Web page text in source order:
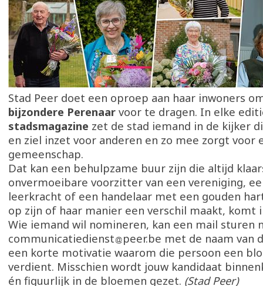
Stad Peer doet een oproep aan haar inwoners
bijzondere Perenaar voor te dragen. In elke
stadsmagazine zet de stad iemand in de kijker
en ziel inzet voor anderen en zo mee zorgt voor
gemeenschap.
Dat kan een behulpzame buur zijn die altijd
onvermoeibare voorzitter van een vereniging,
leerkracht of een handelaar met een gouden
op zijn of haar manier een verschil maakt, komt
Wie iemand wil nomineren, kan een mail sturen
communicatiedienst
peer.be met de naam van
een korte motivatie waarom die persoon een
verdient. Misschien wordt jouw kandidaat
én figuurlijk in de bloemen gezet. (Stad Peer)